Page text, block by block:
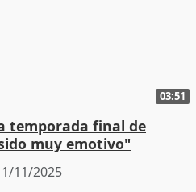
03:51
temporada final de
muy emotivo"
11/2025